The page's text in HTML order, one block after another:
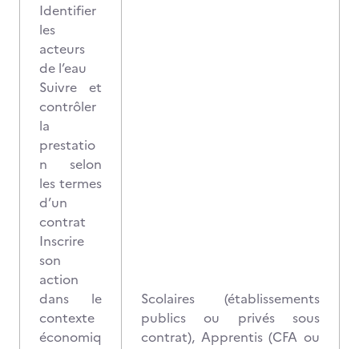
Identifier
les
acteurs
de l’eau
Suivre et
contrôler
la
prestatio
n selon
les termes
d’un
contrat
Inscrire
son
action
dans le
contexte
économiq
Scolaires (établissements
publics ou privés sous
contrat), Apprentis (CFA ou